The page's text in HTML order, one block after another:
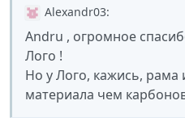
Alexandr03:
Andru , огромное
Лого !
Но у Лого, кажись, рама
материала чем